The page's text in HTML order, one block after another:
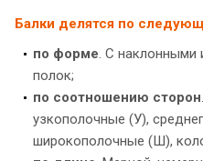
Балки делятся по
по форме. С наклонными
полок;
по соотношению сторон
узкополочные (У),
широкополочные (Ш),